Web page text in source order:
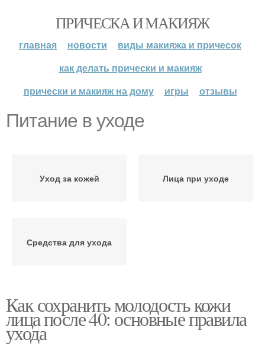
ПРИЧЕСКА И МАКИЯЖ
главная новости
виды макияжа и причесок
как делать прически и макияж
прически и макияж на дому
игры отзывы
Питание в уходе
Уход за кожей Лица при уходе
Средства для ухода
Как сохранить молодость кожи
лица после 40: основные правила
ухода